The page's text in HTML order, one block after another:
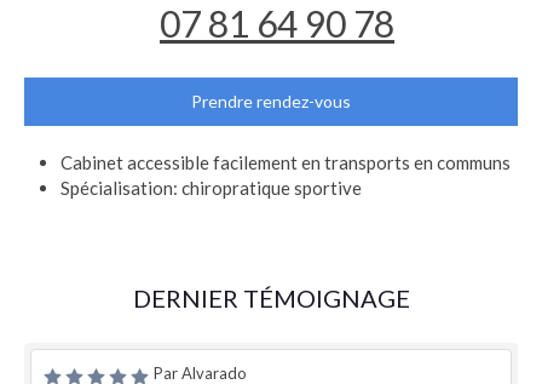
07 81 64 90 78
Prendre rendez-vous
Cabinet accessible facilement en transports en communs
Spécialisation: chiropratique sportive
DERNIER TÉMOIGNAGE
Par Alvarado